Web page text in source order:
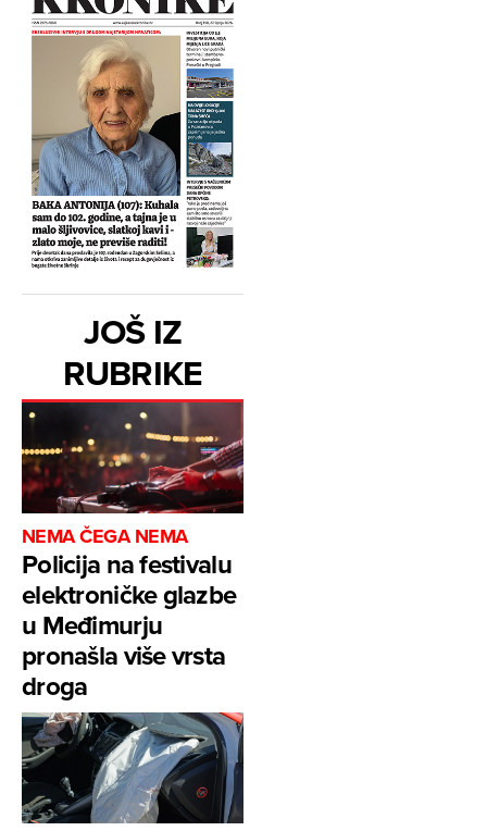
JOŠ IZ
RUBRIKE
NEMA ČEGA NEMA
Policija na festivalu
elektroničke glazbe
u Međimurju
pronašla više vrsta
droga